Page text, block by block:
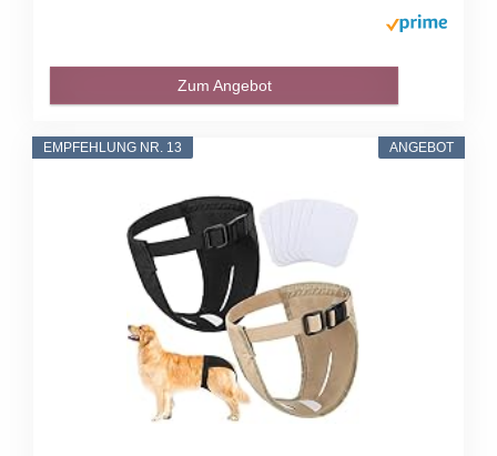
Zum Angebot
ANGEBOT
EMPFEHLUNG NR. 13